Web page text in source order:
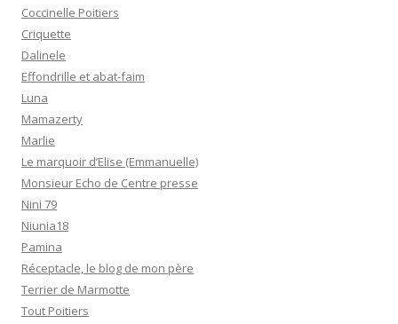
Coccinelle Poitiers
Criquette
Dalinele
Effondrille et abat-faim
Luna
Mamazerty
Marlie
Le marquoir d’Elise (Emmanuelle)
Monsieur Echo de Centre presse
Nini 79
Niunia18
Pamina
Réceptacle, le blog de mon père
Terrier de Marmotte
Tout Poitiers